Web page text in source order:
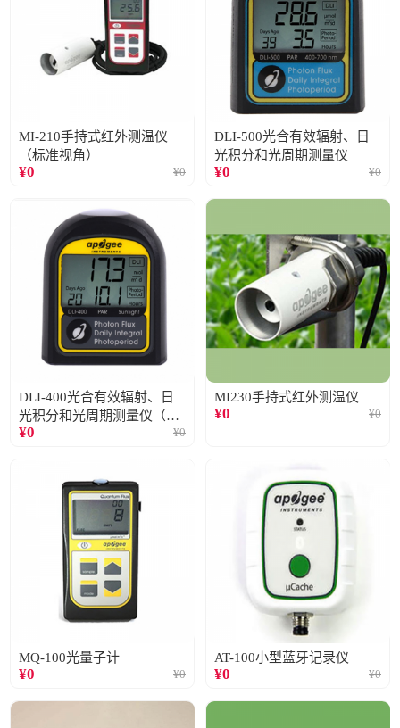
MI-210手持式红外测温仪
（标准视角）
¥0 ¥0
DLI-500光合有效辐射、日
光积分和光周期测量仪
¥0 ¥0
DLI-400光合有效辐射、日
光积分和光周期测量仪（仅
阳光）
¥0 ¥0
MI230手持式红外测温仪
¥0 ¥0
MQ-100光量子计
¥0 ¥0
AT-100小型蓝牙记录仪
¥0 ¥0